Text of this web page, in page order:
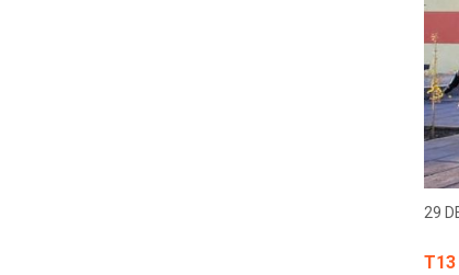
29
T13